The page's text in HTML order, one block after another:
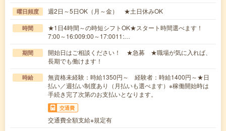
曜日頻度 週2日～5日OK（月～金） ★土日休みOK
時間
★1日4時間～の時短シフトOK★スタート時間選べます！
7:00～16:009:00～17:0011:…
期間
開始日はご相談ください！ ★急募 ★職場が気に入れば、
長期でも働けます！
時給
無資格未経験：時給1350円～ 経験者：時給1400円～★日
払い／週払い制度あり（月払いも選べます）※稼働開始時は
手続き完了次第のお支払いとなります。
交通費
交通費全額支給※規定有